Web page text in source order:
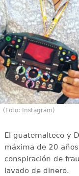
(Foto: Instagram)
El guatemalteco y
máxima de 20
conspiración de
lavado de dinero.